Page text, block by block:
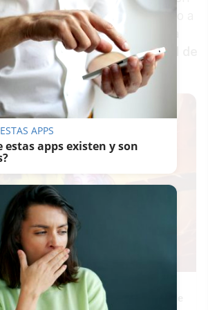
andaluz, está desbordando a
dejando imágenes como la
tarde en elcentro de salud de
de la vieja escuela ¡Cómo los de
APPS
estas apps existen y son